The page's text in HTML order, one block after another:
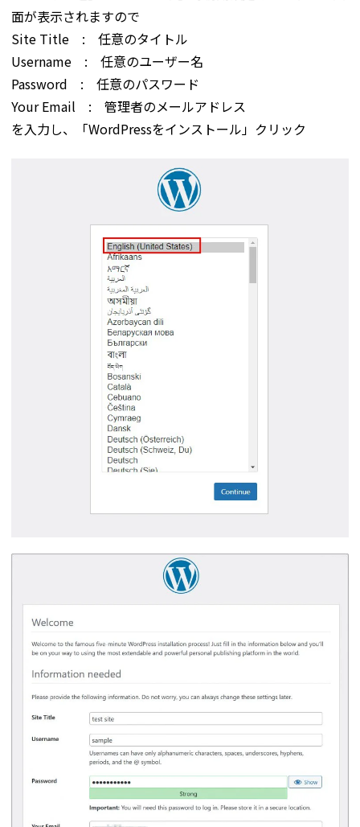
面が表示されますので
Site Title : 任意のタイトル
Username : 任意のユーザー名
Password : 任意のパスワード
Your Email : 管理者のメールアドレス
を入力し、「WordPressをインストール」クリック